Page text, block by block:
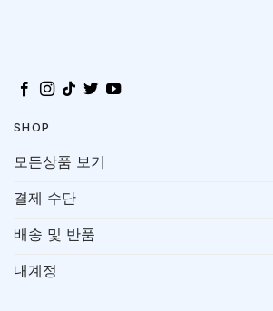
SHOP
모든상품 보기
결제 수단
배송 및 반품
내계정